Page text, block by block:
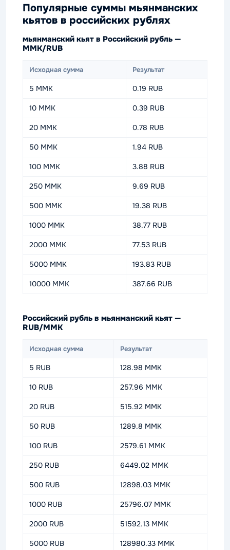
Популярные суммы мьянманских
кьятов в российских рублях
мьянманский кьят в Российский рубль —
MMK/RUB
Исходная сумма Результат
5 MMK 0.19 RUB
10 MMK 0.39 RUB
20 MMK 0.78 RUB
50 MMK 1.94 RUB
100 MMK 3.88 RUB
250 MMK 9.69 RUB
500 MMK 19.38 RUB
1000 MMK 38.77 RUB
2000 MMK 77.53 RUB
5000 MMK 193.83 RUB
10000 MMK 387.66 RUB
Российский рубль в мьянманский кьят —
RUB/MMK
Исходная сумма Результат
5 RUB 128.98 MMK
10 RUB 257.96 MMK
20 RUB 515.92 MMK
50 RUB 1289.8 MMK
100 RUB 2579.61 MMK
250 RUB 6449.02 MMK
500 RUB 12898.03 MMK
1000 RUB 25796.07 MMK
2000 RUB 51592.13 MMK
5000 RUB 128980.33 MMK